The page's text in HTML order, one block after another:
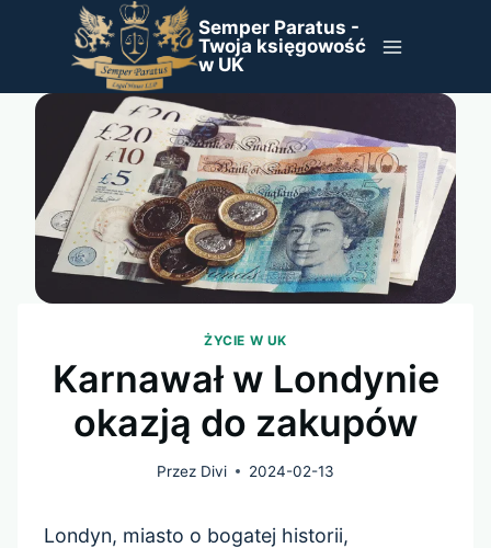
Semper Paratus -
Twoja księgowość
w UK
ŻYCIE W UK
Karnawał w Londynie
okazją do zakupów
Przez Divi 2024-02-13
Londyn, miasto o bogatej historii,